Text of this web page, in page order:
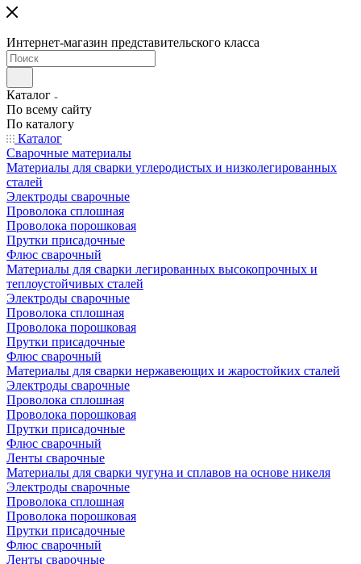
Интернет-магазин представительского класса
Каталог
По всему сайту
По каталогу
Каталог
Сварочные материалы
Материалы для сварки углеродистых и низколегированных
сталей
Электроды сварочные
Проволока сплошная
Проволока порошковая
Прутки присадочные
Флюс сварочный
Материалы для сварки легированных высокопрочных и
теплоустойчивых сталей
Электроды сварочные
Проволока сплошная
Проволока порошковая
Прутки присадочные
Флюс сварочный
Материалы для сварки нержавеющих и жаростойких сталей
Электроды сварочные
Проволока сплошная
Проволока порошковая
Прутки присадочные
Флюс сварочный
Ленты сварочные
Материалы для сварки чугуна и сплавов на основе никеля
Электроды сварочные
Проволока сплошная
Проволока порошковая
Прутки присадочные
Флюс сварочный
Ленты сварочные